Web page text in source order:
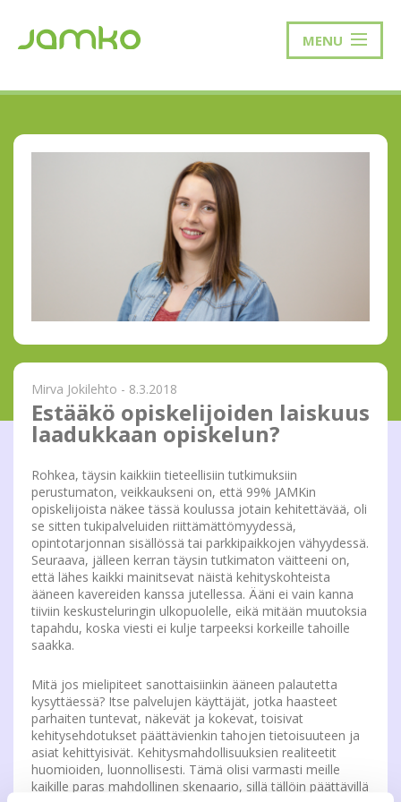
MENU
Mirva Jokilehto - 8.3.2018
Estääkö opiskelijoiden laiskuus
laadukkaan opiskelun?
Rohkea, täysin kaikkiin tieteellisiin tutkimuksiin
perustumaton, veikkaukseni on, että 99% JAMKin
opiskelijoista näkee tässä koulussa jotain kehitettävää, oli
se sitten tukipalveluiden riittämättömyydessä,
opintotarjonnan sisällössä tai parkkipaikkojen vähyydessä.
Seuraava, jälleen kerran täysin tutkimaton väitteeni on,
että lähes kaikki mainitsevat näistä kehityskohteista
ääneen kavereiden kanssa jutellessa. Ääni ei vain kanna
tiiviin keskusteluringin ulkopuolelle, eikä mitään muutoksia
tapahdu, koska viesti ei kulje tarpeeksi korkeille tahoille
saakka.
Mitä jos mielipiteet sanottaisiinkin ääneen palautetta
kysyttäessä? Itse palvelujen käyttäjät, jotka haasteet
parhaiten tuntevat, näkevät ja kokevat, toisivat
kehitysehdotukset päättävienkin tahojen tietoisuuteen ja
asiat kehittyisivät. Kehitysmahdollisuuksien realiteetit
huomioiden, luonnollisesti. Tämä olisi varmasti meille
kaikille paras mahdollinen skenaario, sillä tällöin päättävillä